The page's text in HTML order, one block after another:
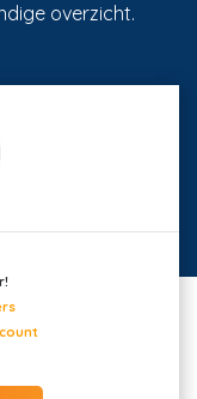
overzicht.